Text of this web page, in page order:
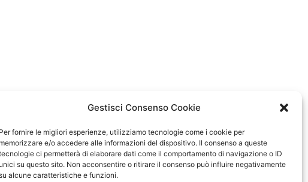
Gestisci Consenso Cookie
Per fornire le migliori esperienze, utilizziamo tecnologie come i cookie per
memorizzare e/o accedere alle informazioni del dispositivo. Il consenso a queste
ci permetterà di elaborare dati come il comportamento di navigazione o ID
unici su questo sito. Non acconsentire o ritirare il consenso può influire negativamente
alcune caratteristiche e funzioni.